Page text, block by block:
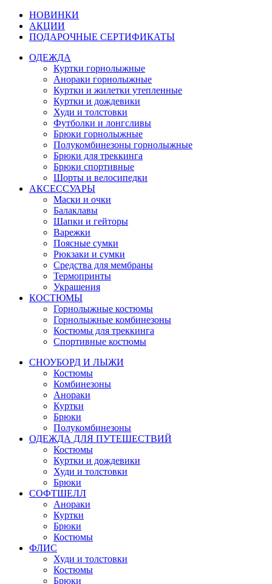
НОВИНКИ
АКЦИИ
ПОДАРОЧНЫЕ СЕРТИФИКАТЫ
ОДЕЖДА
Куртки горнолыжные
Анораки горнолыжные
Куртки и жилетки утепленные
Куртки и дождевики
Худи и толстовки
Футболки и лонгсливы
Брюки горнолыжные
Полукомбинезоны горнолыжные
Брюки для треккинга
Брюки спортивные
Шорты и велосипедки
АКСЕССУАРЫ
Маски и очки
Балаклавы
Шапки и гейторы
Варежки
Поясные сумки
Рюкзаки и сумки
Средства для мембраны
Термопринты
Украшения
КОСТЮМЫ
Горнолыжные костюмы
Горнолыжные комбинезоны
Костюмы для треккинга
Спортивные костюмы
СНОУБОРД И ЛЫЖИ
Костюмы
Комбинезоны
Анораки
Куртки
Брюки
Полукомбинезоны
ОДЕЖДА ДЛЯ ПУТЕШЕСТВИЙ
Костюмы
Куртки и дождевики
Худи и толстовки
Брюки
СОФТШЕЛЛ
Анораки
Куртки
Брюки
Костюмы
ФЛИС
Худи и толстовки
Костюмы
Брюки